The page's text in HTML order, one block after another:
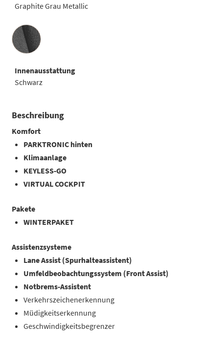
Graphite Grau Metallic
Innenausstattung
Innenausstattung
Schwarz
Beschreibung
Komfort
PARKTRONIC hinten
Klimaanlage
KEYLESS-GO
VIRTUAL COCKPIT
Pakete
WINTERPAKET
Assistenzsysteme
Lane Assist (Spurhalteassistent)
Umfeldbeobachtungssystem (Front Assist)
Notbrems-Assistent
Verkehrszeichenerkennung
Müdigkeitserkennung
Geschwindigkeitsbegrenzer